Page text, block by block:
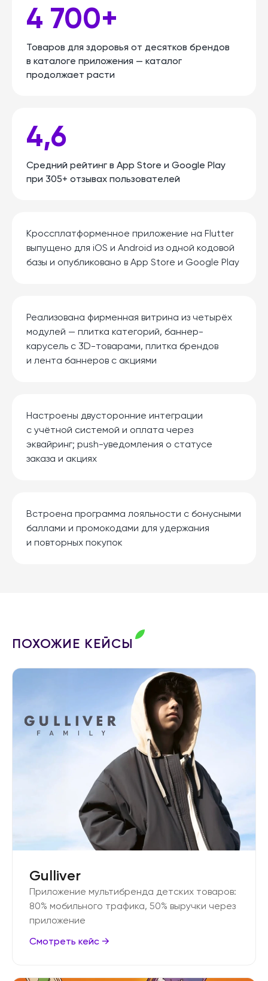
4 700+
Товаров для здоровья от десятков брендов
в каталоге приложения — каталог
продолжает расти
4,6
Средний рейтинг в App Store и Google Play
при 305+ отзывах пользователей
Кроссплатформенное приложение на Flutter
выпущено для iOS и Android из одной кодовой
базы и опубликовано в App Store и Google Play
Реализована фирменная витрина из четырёх
модулей — плитка категорий, баннер-
карусель с 3D-товарами, плитка брендов
и лента баннеров с акциями
Настроены двусторонние интеграции
с учётной системой и оплата через
эквайринг; push-уведомления о статусе
заказа и акциях
Встроена программа лояльности с бонусными
баллами и промокодами для удержания
и повторных покупок
ПОХОЖИЕ КЕЙСЫ
Gulliver
Приложение мультибренда детских товаров:
80% мобильного трафика, 50% выручки через
приложение
Смотреть кейс →